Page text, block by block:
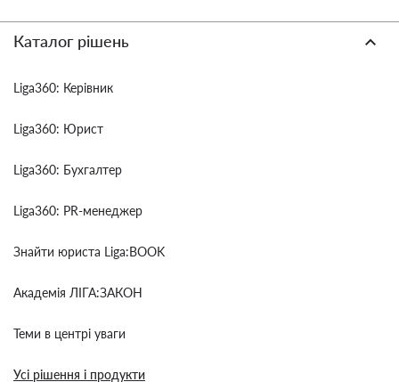
Каталог рішень
Liga360: Керівник
Liga360: Юрист
Liga360: Бухгалтер
Liga360: PR-менеджер
Знайти юриста Liga:BOOK
Академія ЛІГА:ЗАКОН
Теми в центрі уваги
Усі рішення і продукти